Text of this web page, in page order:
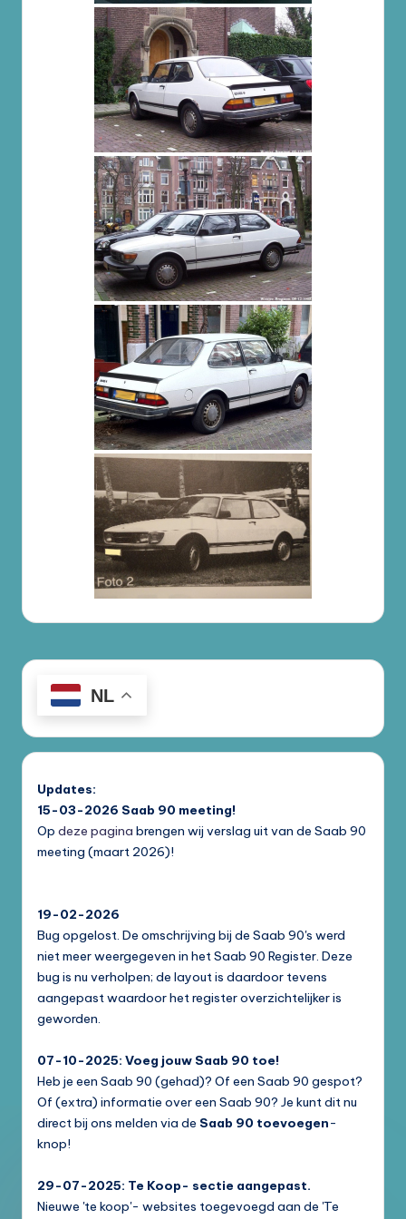
NL
Updates:
15-03-2026 Saab 90 meeting!
Op deze pagina brengen wij verslag uit van de Saab 90
meeting (maart 2026)!
19-02-2026
Bug opgelost. De omschrijving bij de Saab 90's werd
niet meer weergegeven in het Saab 90 Register. Deze
bug is nu verholpen; de layout is daardoor tevens
aangepast waardoor het register overzichtelijker is
geworden.
07-10-2025: Voeg jouw Saab 90 toe!
Heb je een Saab 90 (gehad)? Of een Saab 90 gespot?
Of (extra) informatie over een Saab 90? Je kunt dit nu
direct bij ons melden via de Saab 90 toevoegen-
knop!
29-07-2025: Te Koop- sectie aangepast.
Nieuwe 'te koop'- websites toegevoegd aan de 'Te